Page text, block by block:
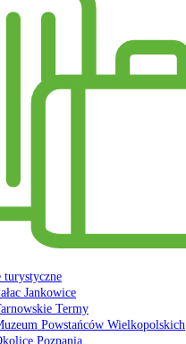
turystyczne
Jankowice
Termy
Powstańców Wielkopolskich
Poznania